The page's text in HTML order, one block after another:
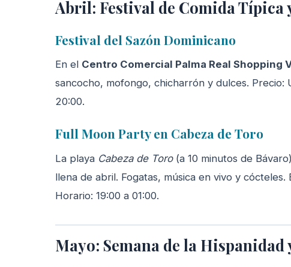
Abril: Festival de Comida Típica
Festival del Sazón Dominicano
En el Centro Comercial Palma Real Shopping
sancocho, mofongo, chicharrón y dulces. Precio:
20:00.
Full Moon Party en Cabeza de Toro
La playa Cabeza de Toro(a 10 minutos de
llena de abril. Fogatas, música en vivo y
Horario: 19:00 a 01:00.
Mayo: Semana de la Hispanidad